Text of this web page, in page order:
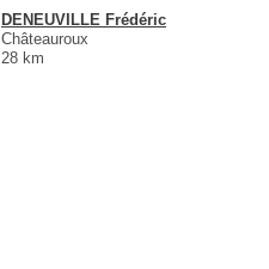
DENEUVILLE Frédéric
Châteauroux
28 km